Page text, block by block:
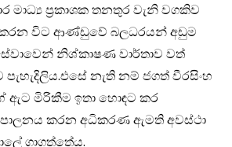
මාධ්‍ය ප්‍රකාශක තනතුර වැනි වගකිව
විට ආණ්ඩුවේ බලධරයන් අඩුම
නිශ්කාෂණ වාර්තාව වත්
නැති නම් ජගත් වීරසිංහ
ඇට මිරිකීම ඉතා හොඳට කර
පාලනය කරන අධිකරණ ඇමති අවස්ථා
ගාගත්තේය.